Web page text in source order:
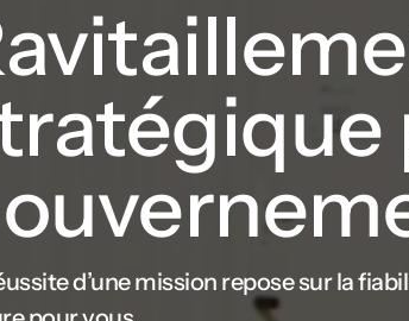
d’une mission repose sur la